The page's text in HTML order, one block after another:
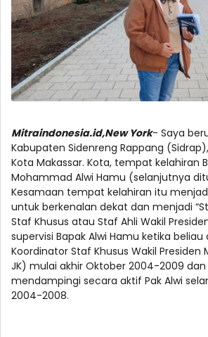
Mitraindonesia.id,New York- Saya
Kabupaten Sidenreng Rappang
Kota Makassar. Kota, tempat kelahiran
Mohammad Alwi Hamu (selanjutnya
Kesamaan tempat kelahiran itu
untuk berkenalan dekat dan menjadi
Staf Khusus atau Staf Ahli Wakil
supervisi Bapak Alwi Hamu ketika
Koordinator Staf Khusus Wakil Presiden
JK) mulai akhir Oktober 2004-2009 dan
mendampingi secara aktif Pak Alwi
2004-2008.